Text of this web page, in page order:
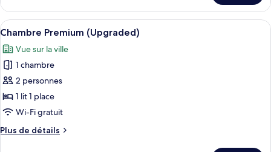
une
place,
accès
au
salon
club,
en
angle
le
type
de
Chambre
Premium,
lits
une
place,
accès
au
Afficher
toutes
les
photos
pour
ce
type
chambre :
Une chambre d’hôtel avec un lit,
9
Chambre Premium (Upgraded)
Vue sur la ville
1 chambre
2 personnes
1 lit 1 place
Wi-Fi gratuit
Plus de détails
Plus